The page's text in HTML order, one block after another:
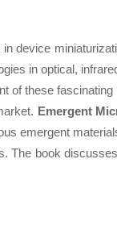
device
in optical,
of these
Emergent
emergent
The book